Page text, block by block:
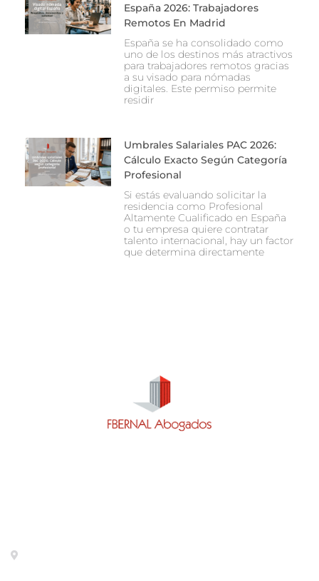
España 2026: Trabajadores
Remotos En Madrid
España se ha consolidado como
uno de los destinos más atractivos
para trabajadores remotos gracias
a su visado para nómadas
digitales. Este permiso permite
residir
Umbrales Salariales PAC 2026:
Cálculo Exacto Según Categoría
Profesional
Si estás evaluando solicitar la
residencia como Profesional
Altamente Cualificado en España
o tu empresa quiere contratar
talento internacional, hay un factor
que determina directamente